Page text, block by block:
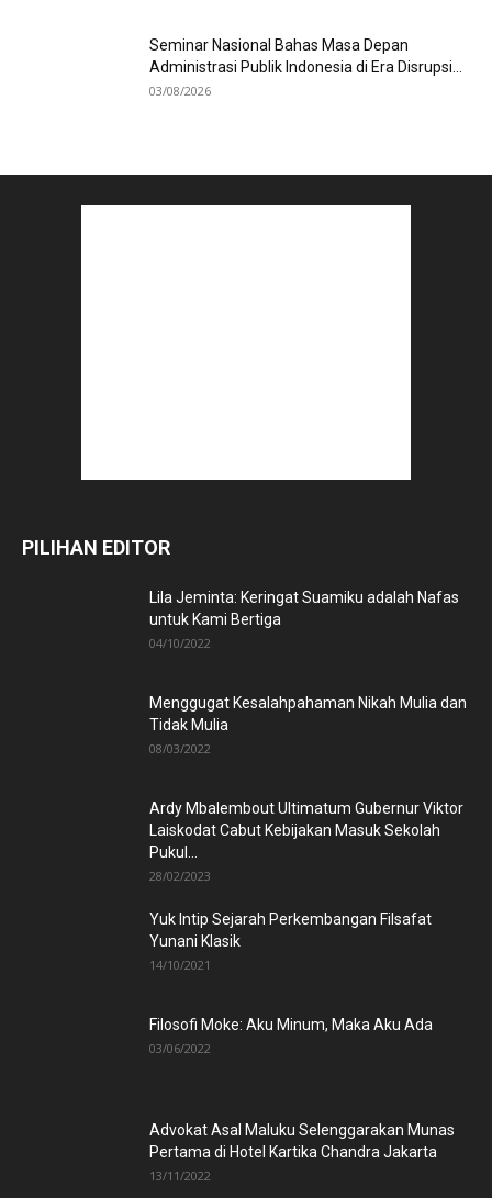
Seminar Nasional Bahas Masa Depan
Administrasi Publik Indonesia di Era Disrupsi...
03/08/2026
PILIHAN EDITOR
Lila Jeminta: Keringat Suamiku adalah Nafas
untuk Kami Bertiga
04/10/2022
Menggugat Kesalahpahaman Nikah Mulia dan
Tidak Mulia
08/03/2022
Ardy Mbalembout Ultimatum Gubernur Viktor
Laiskodat Cabut Kebijakan Masuk Sekolah
Pukul...
28/02/2023
Yuk Intip Sejarah Perkembangan Filsafat
Yunani Klasik
14/10/2021
Filosofi Moke: Aku Minum, Maka Aku Ada
03/06/2022
Advokat Asal Maluku Selenggarakan Munas
Pertama di Hotel Kartika Chandra Jakarta
13/11/2022